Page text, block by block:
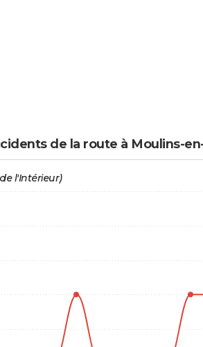
de la route à Moulins-
l'Intérieur)